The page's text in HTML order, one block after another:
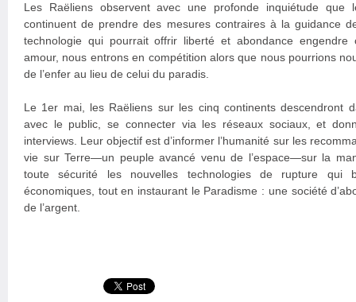
Les Raëliens observent avec une profonde inquiétude que
continuent de prendre des mesures contraires à la guidance
technologie qui pourrait offrir liberté et abondance engendre
amour, nous entrons en compétition alors que nous pourrions
de l’enfer au lieu de celui du paradis.
Le 1er mai, les Raëliens sur les cinq continents descendront
avec le public, se connecter via les réseaux sociaux, et
interviews. Leur objectif est d’informer l’humanité sur les
vie sur Terre—un peuple avancé venu de l’espace—sur la
toute sécurité les nouvelles technologies de rupture qui
économiques, tout en instaurant le Paradisme : une société
de l’argent.